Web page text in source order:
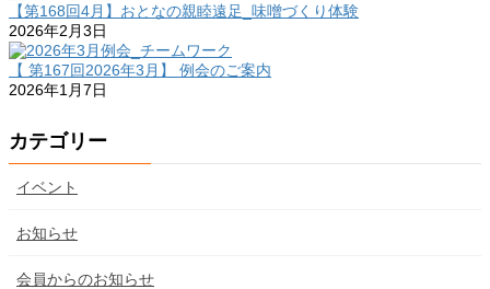
【第168回4月】おとなの親睦遠足_味噌づくり体験
2026年2月3日
【 第167回2026年3月】 例会のご案内
2026年1月7日
カテゴリー
イベント
お知らせ
会員からのお知らせ